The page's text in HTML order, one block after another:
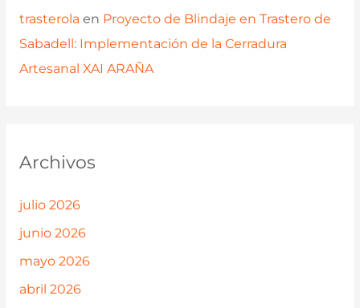
trasterola en Proyecto de Blindaje en Trastero de
Sabadell: Implementación de la Cerradura
Artesanal XAI ARAÑA
Archivos
julio 2026
junio 2026
mayo 2026
abril 2026